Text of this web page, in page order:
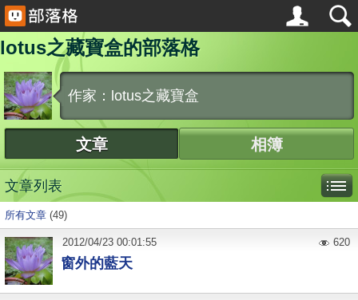
lotus之藏寶盒的部落格
作家：lotus之藏寶盒
文章 相簿
文章列表
所有文章 (49)
窗外的藍天
2012/04/23 00:01:55 620